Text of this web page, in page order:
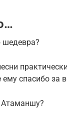
шедевра?
спасибо за